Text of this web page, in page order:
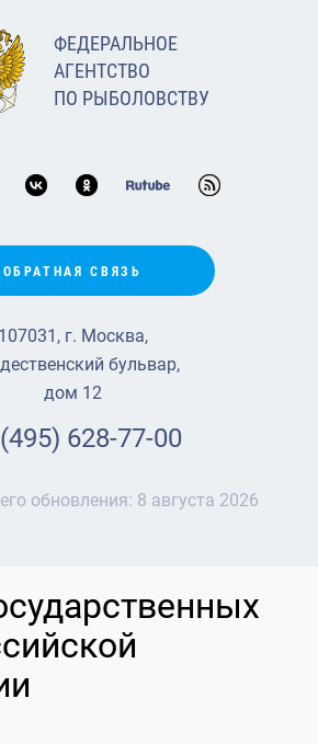
ФЕДЕРАЛЬНОЕ
АГЕНТСТВО
ПО РЫБОЛОВСТВУ
ОБРАТНАЯ СВЯЗЬ
107031, г. Москва,
бульвар,
дом 12
628-77-00
обновления: 8 августа 2026